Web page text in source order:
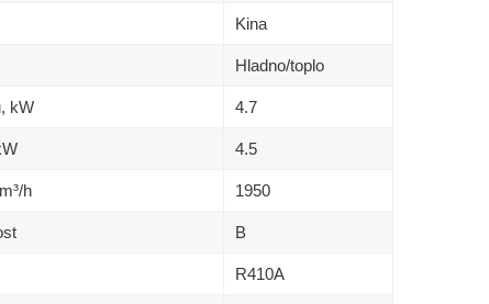
Kina
Hladno/toplo
kW 4.7
4.5
h 1950
B
R410A